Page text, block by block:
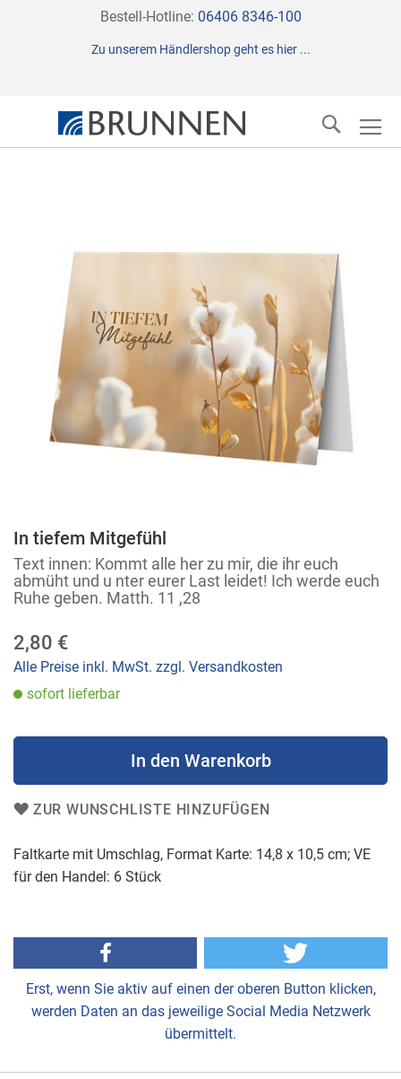
Direkt
Inhalt
Bestell-Hotline: 06406 8346-100
Zu unserem Händlershop geht es hier ...
Suche
In tiefem Mitgefühl
Text innen: Kommt alle her zu mir, die ihr euch
abmüht und u nter eurer Last leidet! Ich werde euch
Ruhe geben. Matth. 11 ,28
2,80 €
Alle Preise inkl. MwSt. zzgl. Versandkosten
sofort lieferbar
In den Warenkorb
ZUR WUNSCHLISTE HINZUFÜGEN
Faltkarte mit Umschlag, Format Karte: 14,8 x 10,5 cm; VE
für den Handel: 6 Stück
Erst, wenn Sie aktiv auf einen der oberen Button klicken,
werden Daten an das jeweilige Social Media Netzwerk
übermittelt.